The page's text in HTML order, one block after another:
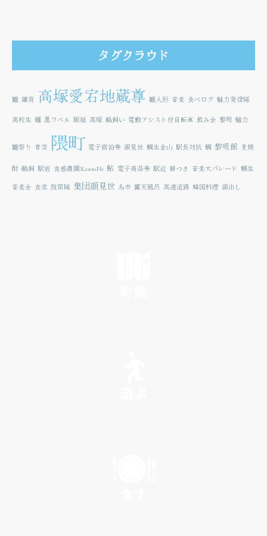
タグクラウド
雛 雑貨 高塚愛宕地蔵尊 雛人形 音楽 食べログ 魅力発信隊
高校生 麺 黒ラベル 順延 高塚 鵜飼い 電動アシスト付自転車 飲み会 黎明 魅力
雛祭り 青空 隈町 電子宿泊券 顔見世 鯛生金山 駅長対抗 鯛 黎明館 麦焼
酎 鵜飼 駅前 食感農園KazetoNe 鮎 電子商品券 駅近 餅つき 音楽大パレード 鯛生
音楽会 食堂 鼓笛隊 集団顔見世 鳥市 露天風呂 高速道路 韓国料理 顔出し